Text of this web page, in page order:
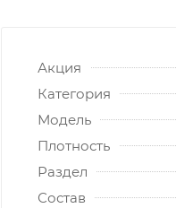
Акция
Категория
Модель
Плотность
Раздел
Состав